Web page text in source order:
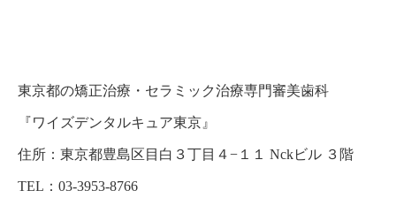
東京都の矯正治療・セラミック治療専門審美歯科
『ワイズデンタルキュア東京 』
住所： 東京都豊島区目白３丁目４−１１ Nckビル ３階
TEL：03-3953-8766